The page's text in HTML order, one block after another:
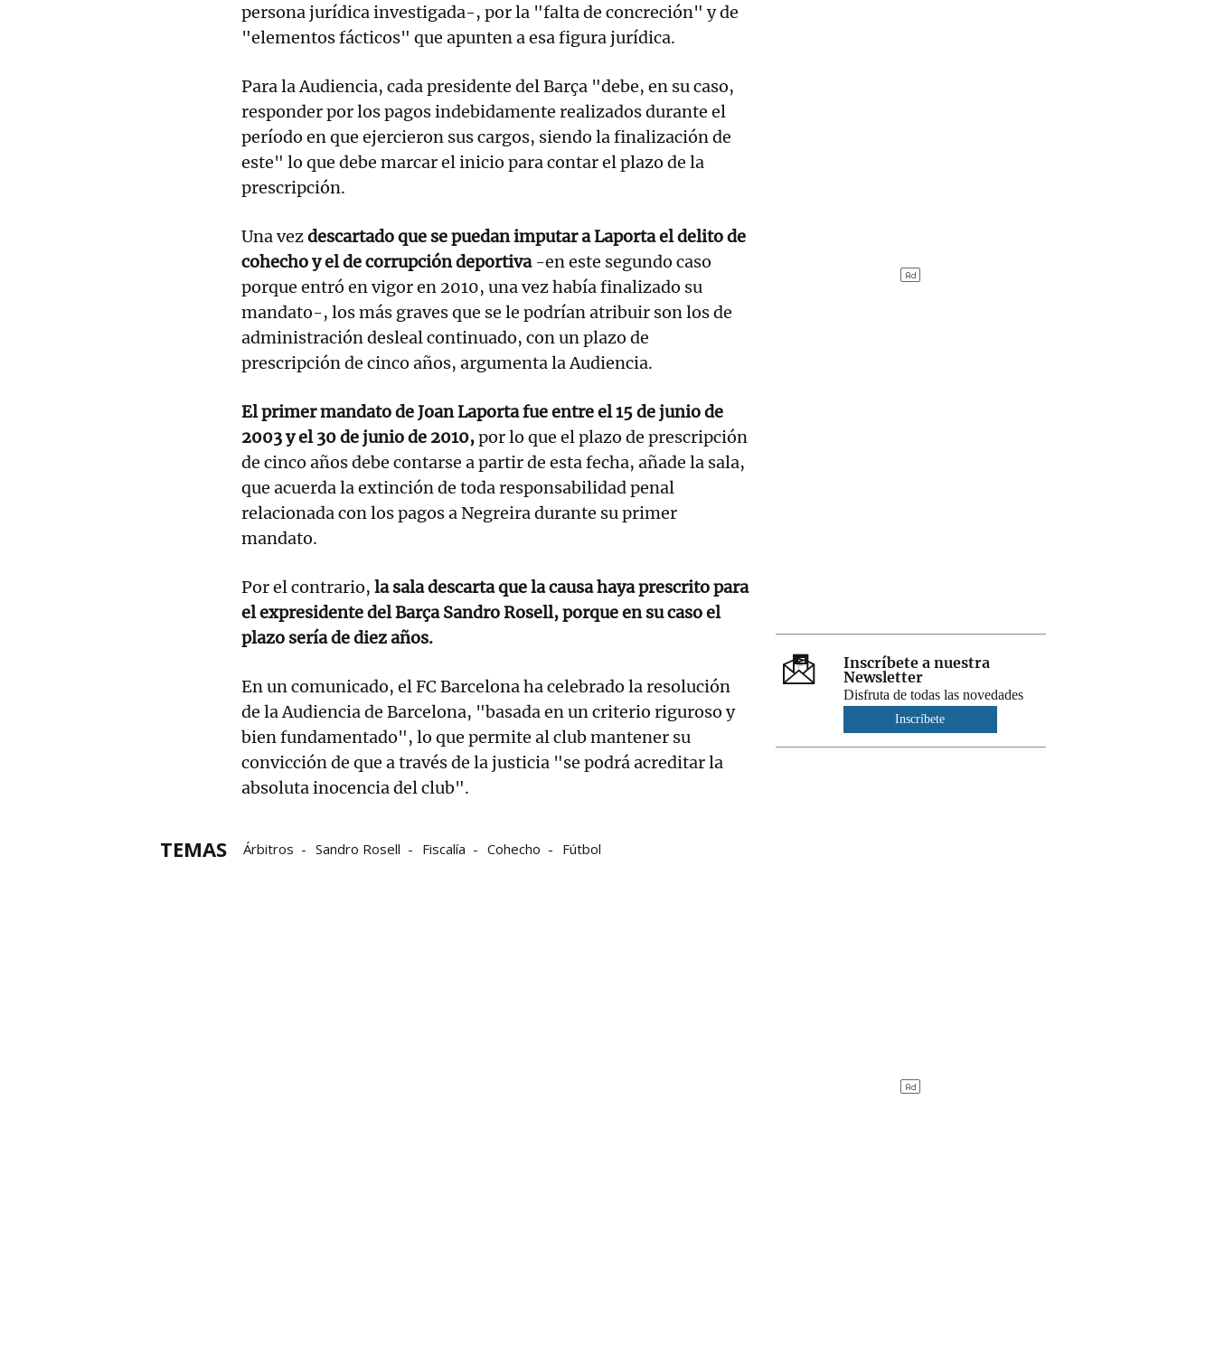
persona jurídica investigada-, por la "falta de concreción" y de
"elementos fácticos" que apunten a esa figura jurídica.
Para la Audiencia, cada presidente del Barça "debe, en su caso,
responder por los pagos indebidamente realizados durante el
período en que ejercieron sus cargos, siendo la finalización de
este" lo que debe marcar el inicio para contar el plazo de la
prescripción.
Una vezdescartado que se puedan imputar a Laporta el delito de
cohecho y el de corrupción deportiva-en este segundo caso
porque entró en vigor en 2010, una vez había finalizado su
mandato-, los más graves que se le podrían atribuir son los de
administración desleal continuado, con un plazo de
prescripción de cinco años, argumenta la Audiencia.
El primer mandato de Joan Laporta fue entre el 15 de junio de
2003 y el 30 de junio de 2010,por lo que el plazo de prescripción
de cinco años debe contarse a partir de esta fecha, añade la sala,
que acuerda la extinción de toda responsabilidad penal
relacionada con los pagos a Negreira durante su primer
mandato.
Por el contrario, la sala descarta que la causa haya prescrito para
el expresidente del Barça Sandro Rosell, porque en su caso el
plazo sería de diez años.
En un comunicado, el FC Barcelona ha celebrado la resolución
de la Audiencia de Barcelona, "basada en un criterio riguroso y
bien fundamentado", lo que permite al club mantener su
convicción de que a través de la justicia "se podrá acreditar la
absoluta inocencia del club".
TEMAS Árbitros Sandro Rosell Fiscalía Cohecho Fútbol
Inscríbete a nuestra
Newsletter
Disfruta de todas las novedades
Inscríbete